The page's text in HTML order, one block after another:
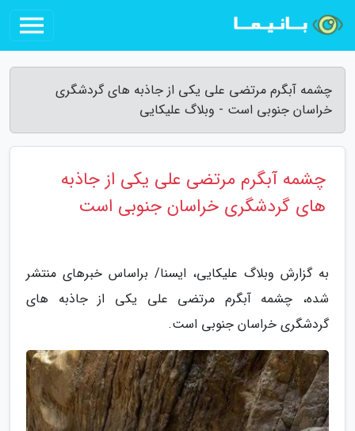
چشمه آبگرم مرتضی علی یکی از جاذبه های گردشگری
خراسان جنوبی است - وبلاگ علیکایی
چشمه آبگرم مرتضی علی یکی از جاذبه
های گردشگری خراسان جنوبی است
به گزارش وبلاگ علیکایی، ایسنا/ براساس خبرهای منتشر
شده، چشمه آبگرم مرتضی علی یکی از جاذبه های
گردشگری خراسان جنوبی است.